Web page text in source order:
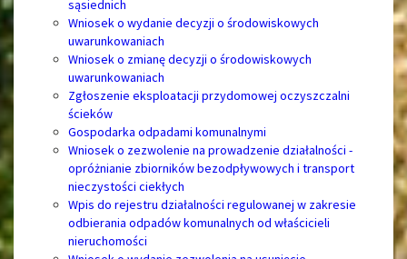
sąsiednich
Wniosek o wydanie decyzji o środowiskowych
uwarunkowaniach
Wniosek o zmianę decyzji o środowiskowych
uwarunkowaniach
Zgłoszenie eksploatacji przydomowej oczyszczalni
ścieków
Gospodarka odpadami komunalnymi
Wniosek o zezwolenie na prowadzenie działalności -
opróżnianie zbiorników bezodpływowych i transport
nieczystości ciekłych
Wpis do rejestru działalności regulowanej w zakresie
odbierania odpadów komunalnych od właścicieli
nieruchomości